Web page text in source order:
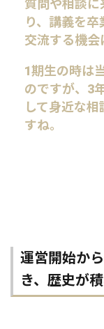
質問や相談
り、講義を
交流する機会
1期生の時は
のですが、3
して身近な
すね。
運営開始か
き、歴史が